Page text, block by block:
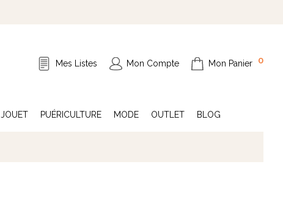
Mes Listes Mon Compte Mon Panier 0
JOUET PUÉRICULTURE MODE OUTLET BLOG